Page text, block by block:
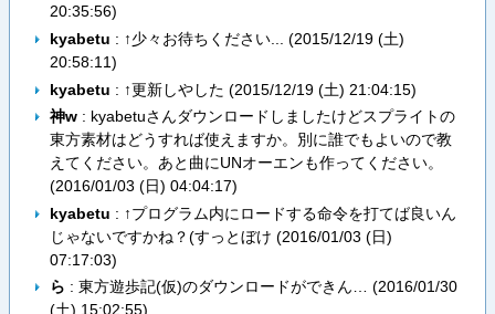
20:35:56)
kyabetu : ↑少々お待ちください... (2015/12/19 (土)
20:58:11)
kyabetu : ↑更新しやした (2015/12/19 (土) 21:04:15)
神w: kyabetuさんダウンロードしましたけどスプライトの
東方素材はどうすれば使えますか。別に誰でもよいので教
えてください。あと曲にUNオーエンも作ってください。
(2016/01/03 (日) 04:04:17)
kyabetu : ↑プログラム内にロードする命令を打てば良いん
じゃないですかね？(すっとぼけ (2016/01/03 (日)
07:17:03)
ら : 東方遊歩記(仮)のダウンロードができん… (2016/01/30
(土) 15:02:55)